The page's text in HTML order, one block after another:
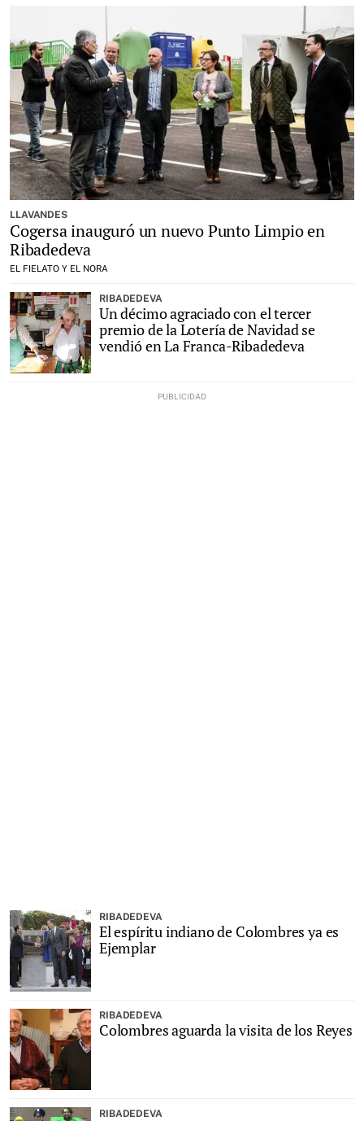
LLAVANDES
Cogersa inauguró un nuevo Punto Limpio en
Ribadedeva
EL FIELATO Y EL NORA
RIBADEDEVA
Un décimo agraciado con el tercer
premio de la Lotería de Navidad se
vendió en La Franca-Ribadedeva
RIBADEDEVA
El espíritu indiano de Colombres ya es
Ejemplar
RIBADEDEVA
Colombres aguarda la visita de los Reyes
RIBADEDEVA